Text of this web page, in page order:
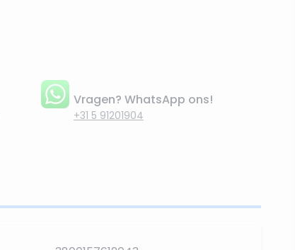
Vragen? WhatsApp ons!
+31 5 91201904